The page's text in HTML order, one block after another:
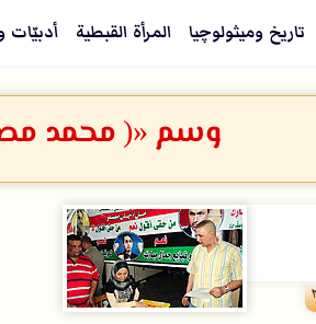
تاريخ وميثولوچيا المرأة القبطية أدبيّات
وسم «( محمد